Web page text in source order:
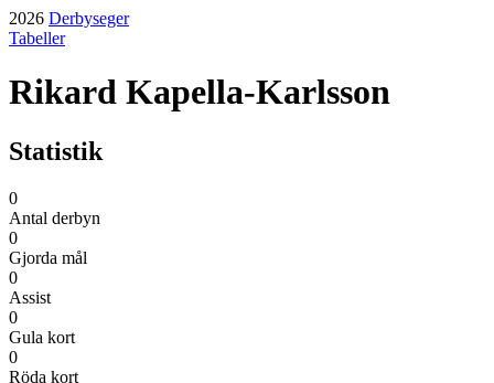
2026 Derbyseger
Tabeller
Rikard Kapella-Karlsson
Statistik
0
Antal derbyn
0
Gjorda mål
0
Assist
0
Gula kort
0
Röda kort